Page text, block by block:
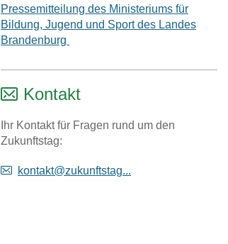
Pressemitteilung des Ministeriums für
Bildung, Jugend und Sport des Landes
Brandenburg
Kontakt
Ihr Kontakt für Fragen rund um den
Zukunftstag:
kontakt@zukunftstag...